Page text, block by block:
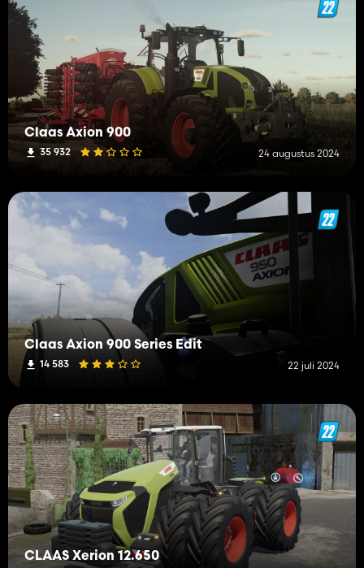
Claas Axion 900
35 932 24 augustus 2024
Claas Axion 900 Series Edit
14 583 22 juli 2024
CLAAS Xerion 12.650